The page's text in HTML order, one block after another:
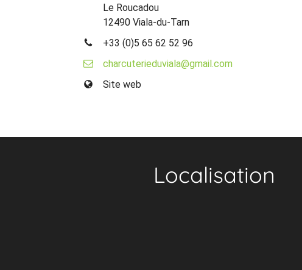
Le Roucadou
12490 Viala-du-Tarn
+33 (0)5 65 62 52 96
charcuterieduviala@gmail.com
Site web
Localisation